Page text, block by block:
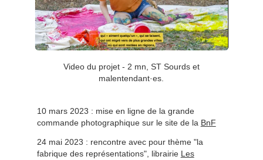
Video du projet - 2 mn, ST Sourds et
malentendant·es.
10 mars 2023 : mise en ligne de la grande
commande photographique sur le site de la BnF
24 mai 2023 : rencontre avec pour thème "la
fabrique des représentations", librairie Les